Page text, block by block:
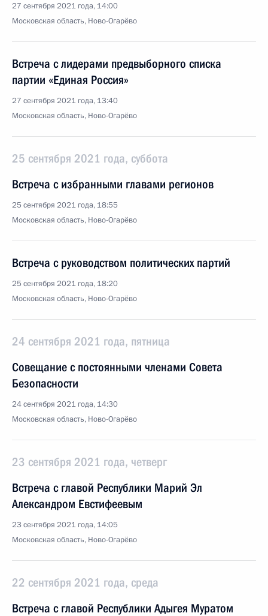
27 сентября 2021 года, 14:00
Московская область, Ново-Огарёво
Встреча с лидерами предвыборного списка
партии «Единая Россия»
27 сентября 2021 года, 13:40
Московская область, Ново-Огарёво
25 сентября 2021 года, суббота
Встреча с избранными главами регионов
25 сентября 2021 года, 18:55
Московская область, Ново-Огарёво
Встреча с руководством политических партий
25 сентября 2021 года, 18:20
Московская область, Ново-Огарёво
24 сентября 2021 года, пятница
Совещание с постоянными членами Совета
Безопасности
24 сентября 2021 года, 14:30
Московская область, Ново-Огарёво
23 сентября 2021 года, четверг
Встреча с главой Республики Марий Эл
Александром Евстифеевым
23 сентября 2021 года, 14:05
Московская область, Ново-Огарёво
22 сентября 2021 года, среда
Встреча с главой Республики Адыгея Муратом